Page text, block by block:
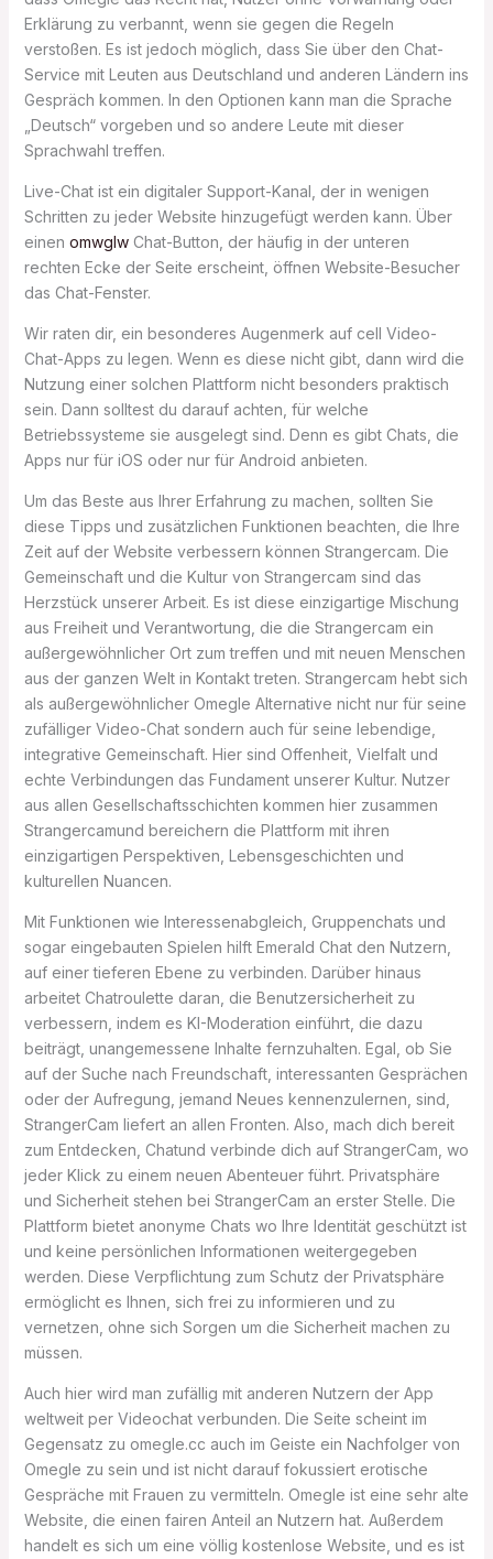
Erklärung zu verbannt, wenn sie gegen die Regeln
verstoßen. Es ist jedoch möglich, dass Sie über den Chat-
Service mit Leuten aus Deutschland und anderen Ländern ins
Gespräch kommen. In den Optionen kann man die Sprache
„Deutsch“ vorgeben und so andere Leute mit dieser
Sprachwahl treffen.
Live-Chat ist ein digitaler Support-Kanal, der in wenigen
Schritten zu jeder Website hinzugefügt werden kann. Über
einen omwglwChat-Button, der häufig in der unteren
rechten Ecke der Seite erscheint, öffnen Website-Besucher
das Chat-Fenster.
Wir raten dir, ein besonderes Augenmerk auf cell Video-
Chat-Apps zu legen. Wenn es diese nicht gibt, dann wird die
Nutzung einer solchen Plattform nicht besonders praktisch
sein. Dann solltest du darauf achten, für welche
Betriebssysteme sie ausgelegt sind. Denn es gibt Chats, die
Apps nur für iOS oder nur für Android anbieten.
Um das Beste aus Ihrer Erfahrung zu machen, sollten Sie
diese Tipps und zusätzlichen Funktionen beachten, die Ihre
Zeit auf der Website verbessern können Strangercam. Die
Gemeinschaft und die Kultur von Strangercam sind das
Herzstück unserer Arbeit. Es ist diese einzigartige Mischung
aus Freiheit und Verantwortung, die die Strangercam ein
außergewöhnlicher Ort zum treffen und mit neuen Menschen
aus der ganzen Welt in Kontakt treten. Strangercam hebt sich
als außergewöhnlicher Omegle Alternative nicht nur für seine
zufälliger Video-Chat sondern auch für seine lebendige,
integrative Gemeinschaft. Hier sind Offenheit, Vielfalt und
echte Verbindungen das Fundament unserer Kultur. Nutzer
aus allen Gesellschaftsschichten kommen hier zusammen
Strangercamund bereichern die Plattform mit ihren
einzigartigen Perspektiven, Lebensgeschichten und
kulturellen Nuancen.
Mit Funktionen wie Interessenabgleich, Gruppenchats und
sogar eingebauten Spielen hilft Emerald Chat den Nutzern,
auf einer tieferen Ebene zu verbinden. Darüber hinaus
arbeitet Chatroulette daran, die Benutzersicherheit zu
verbessern, indem es KI-Moderation einführt, die dazu
beiträgt, unangemessene Inhalte fernzuhalten. Egal, ob Sie
auf der Suche nach Freundschaft, interessanten Gesprächen
oder der Aufregung, jemand Neues kennenzulernen, sind,
StrangerCam liefert an allen Fronten. Also, mach dich bereit
zum Entdecken, Chatund verbinde dich auf StrangerCam, wo
jeder Klick zu einem neuen Abenteuer führt. Privatsphäre
und Sicherheit stehen bei StrangerCam an erster Stelle. Die
Plattform bietet anonyme Chats wo Ihre Identität geschützt ist
und keine persönlichen Informationen weitergegeben
werden. Diese Verpflichtung zum Schutz der Privatsphäre
ermöglicht es Ihnen, sich frei zu informieren und zu
vernetzen, ohne sich Sorgen um die Sicherheit machen zu
müssen.
Auch hier wird man zufällig mit anderen Nutzern der App
weltweit per Videochat verbunden. Die Seite scheint im
Gegensatz zu omegle.cc auch im Geiste ein Nachfolger von
Omegle zu sein und ist nicht darauf fokussiert erotische
Gespräche mit Frauen zu vermitteln. Omegle ist eine sehr alte
Website, die einen fairen Anteil an Nutzern hat. Außerdem
handelt es sich um eine völlig kostenlose Website, und es ist